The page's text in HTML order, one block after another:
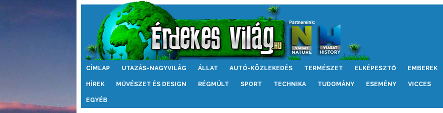
Érdekes
CÍMLAP UTAZÁS-NAGYVILÁG ÁLLAT AUTÓ-KÖZLEKEDÉS TERMÉSZET ELKÉPESZTŐ EMBEREK
HÍREK MŰVÉSZET ÉS DESIGN RÉGMÚLT SPORT TECHNIKA TUDOMÁNY ESEMÉNY VICCES
EGYÉB